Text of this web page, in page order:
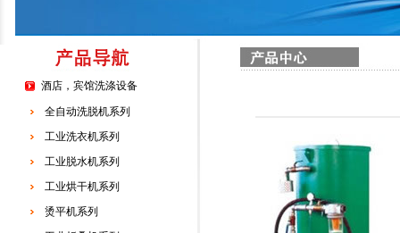
酒店，宾馆洗涤设备
全自动洗脱机系列
工业洗衣机系列
工业脱水机系列
工业烘干机系列
烫平机系列